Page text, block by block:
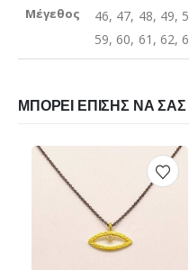
Μέγεθος
46, 47, 48, 49,
59, 60, 61, 62,
ΜΠΟΡΕΊ ΕΠΊΣΗΣ ΝΑ
85.00
165.00